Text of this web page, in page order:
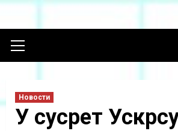
Новости
У сусрет